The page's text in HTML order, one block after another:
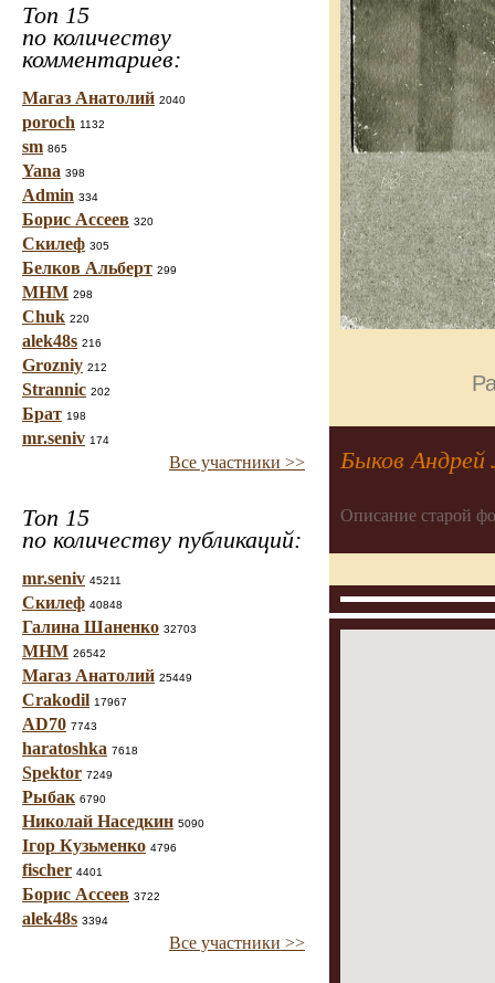
Топ 15
по количеству
комментариев:
Магаз Анатолий 2040
poroch 1132
sm 865
Yana 398
Admin 334
Борис Ассеев 320
Скилеф 305
Белков Альберт 299
МНМ 298
Chuk 220
alek48s 216
Grozniy 212
Strannic 202
Брат 198
mr.seniv 174
Все участники >>
Топ 15
по количеству публикаций:
mr.seniv 45211
Скилеф 40848
Галина Шаненко 32703
МНМ 26542
Магаз Анатолий 25449
Crakodil 17967
AD70 7743
haratoshka 7618
Spektor 7249
Рыбак 6790
Николай Наседкин 5090
Ігор Кузьменко 4796
fischer 4401
Борис Ассеев 3722
alek48s 3394
Все участники >>
Быков Андрей
Описание старой